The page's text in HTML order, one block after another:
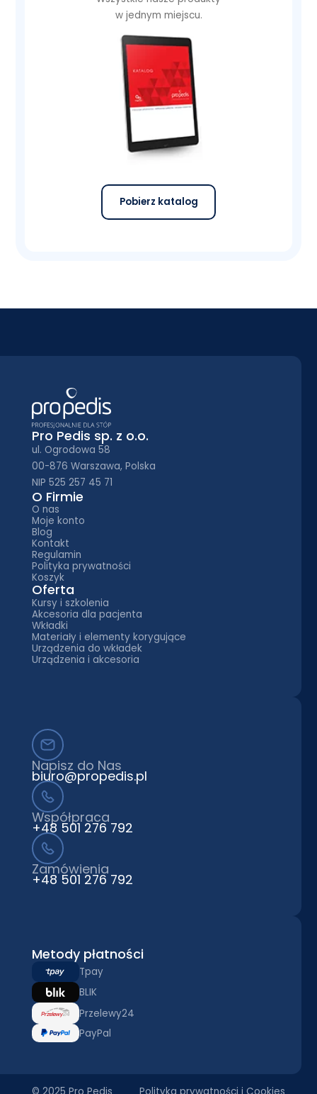
w jednym miejscu.
Pobierz katalog
Pro Pedis sp. z o.o.
ul. Ogrodowa 58
00-876 Warszawa, Polska
NIP 525 257 45 71
O Firmie
O nas
Moje konto
Blog
Kontakt
Regulamin
Polityka prywatności
Koszyk
Oferta
Kursy i szkolenia
Akcesoria dla pacjenta
Wkładki
Materiały i elementy korygujące
Urządzenia do wkładek
Urządzenia i akcesoria
Napisz do Nas
biuro@propedis.pl
Współpraca
+48 501 276 792
Zamówienia
+48 501 276 792
Metody płatności
Tpay
BLIK
Przelewy24
PayPal